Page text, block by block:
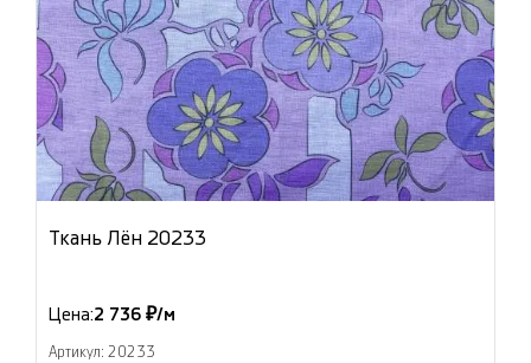
Ткань Лён 20233
Цена:2 736 ₽/м
Артикул: 20233